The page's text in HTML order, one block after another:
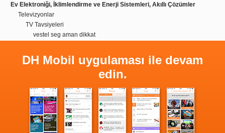
Ev Elektroniği, İklimlendirme ve Enerji Sistemleri, Akıllı Çözümler
Televizyonlar
TV Tavsiyeleri
vestel seg aman dikkat
DH Mobil uygulaması ile devam
edin.